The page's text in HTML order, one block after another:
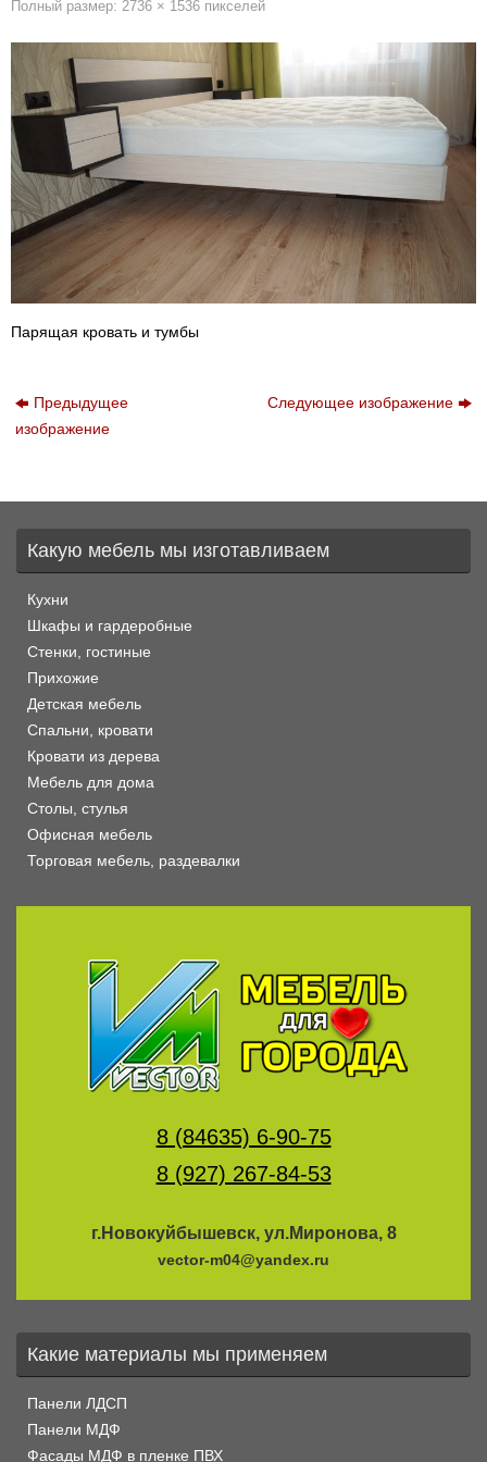
Полный размер: 2736 × 1536 пикселей
Парящая кровать и тумбы
Предыдущее
изображение
Следующее изображение
Какую мебель мы изготавливаем
Кухни
Шкафы и гардеробные
Стенки, гостиные
Прихожие
Детская мебель
Спальни, кровати
Кровати из дерева
Мебель для дома
Столы, стулья
Офисная мебель
Торговая мебель, раздевалки
8 (84635) 6-90-75
8 (927) 267-84-53
г.Новокуйбышевск, ул.Миронова, 8
vector-m04@yandex.ru
Какие материалы мы применяем
Панели ЛДСП
Панели МДФ
Фасады МДФ в пленке ПВХ